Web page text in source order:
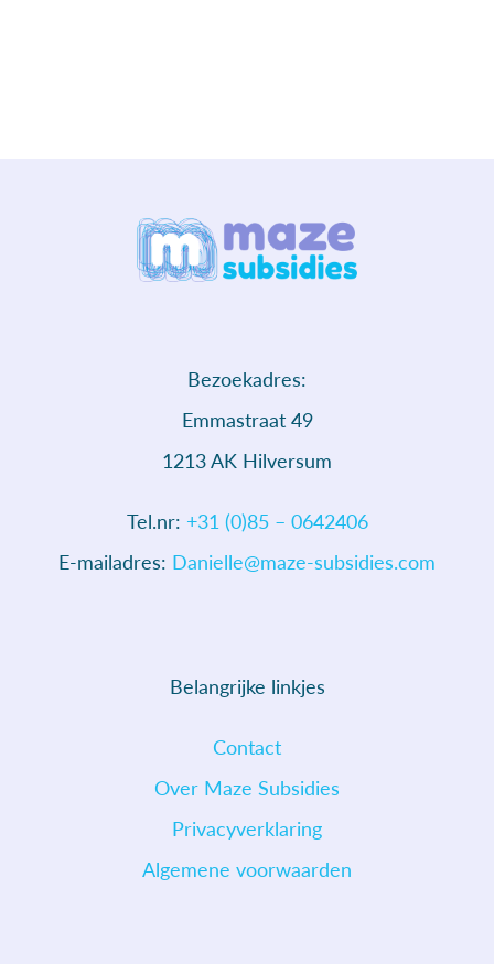
Bezoekadres:
Emmastraat 49
1213 AK Hilversum
Tel.nr: +31 (0)85 – 0642406
E-mailadres: Danielle@maze-subsidies.com
Belangrijke linkjes
Contact
Over Maze Subsidies
Privacyverklaring
Algemene voorwaarden